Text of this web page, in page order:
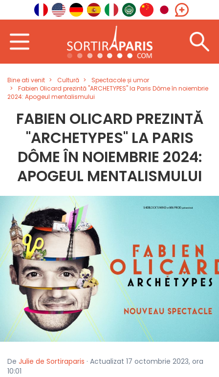
Bine ati venit Cultură
Spectacole și umor
Fabien Olicard prezintă "ARCHETYPES" la Paris Dôme în noiembrie
2024: Apogeul mentalismului
FABIEN OLICARD PREZINTĂ
"ARCHETYPES" LA PARIS
DÔME ÎN NOIEMBRIE 2024:
APOGEUL MENTALISMULUI
De Julie de Sortiraparis · Actualizat 17 octombrie 2023, ora
10:01